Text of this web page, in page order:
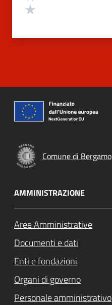
Comune di Bergamo
AMMINISTRAZIONE
Aree Amministrative
Documenti e dati
Enti e fondazioni
Organi di governo
Personale amministrativo